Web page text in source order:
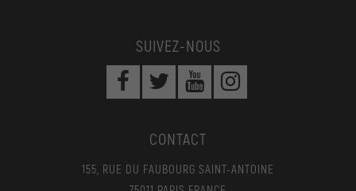
SUIVEZ-NOUS
CONTACT
155, RUE DU FAUBOURG SAINT-ANTOINE